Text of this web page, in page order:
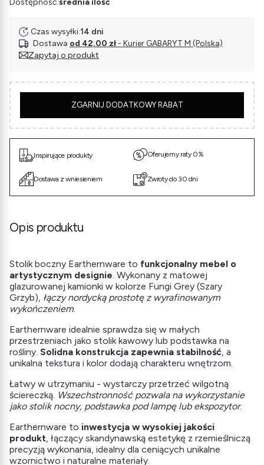
Czas wysyłki:14 dni
Dostawa od 42,00 zł - Kurier GABARYT M (Polska)
Zapytaj o produkt
ZGARNIJ DODATKOWY RABAT
Inspirujące produkty
Dostawa z wniesieniem
Oferujemy raty 0%
Zwroty do 30 dni
Opis produktu
Stolik boczny Earthernware to funkcjonalny mebel o
artystycznym designie . Wykonany z matowej
glazurowanej kamionki w kolorze Fungi Grey (Szary
Grzyb), łączy nordycką prostotę z wyrafinowanym
wykończeniem
Earthernware idealnie sprawdza się w małych
przestrzeniach jako stolik kawowy lub podstawka na
rośliny. Solidna konstrukcja zapewnia stabilność , a
unikalna tekstura i kolor dodają charakteru wnętrzom.
Łatwy w utrzymaniu - wystarczy przetrzeć wilgotną
ściereczką. Wszechstronność pozwala na wykorzystanie
jako stolik nocny, podstawka pod lampę lub ekspozytor.
Earthernware to inwestycja w wysokiej jakości
produkt , łączący skandynawską estetykę z rzemieślniczą
precyzją wykonania, idealny dla ceniących unikalne
wzornictwo i naturalne materiały.